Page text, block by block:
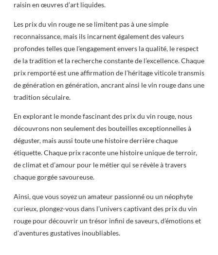
raisin en œuvres d’art liquides.
Les prix du vin rouge ne se limitent pas à une simple
reconnaissance, mais ils incarnent également des valeurs
profondes telles que l’engagement envers la qualité, le respect
de la tradition et la recherche constante de l’excellence. Chaque
prix remporté est une affirmation de l’héritage viticole transmis
de génération en génération, ancrant ainsi le vin rouge dans une
tradition séculaire.
En explorant le monde fascinant des prix du vin rouge, nous
découvrons non seulement des bouteilles exceptionnelles à
déguster, mais aussi toute une histoire derrière chaque
étiquette. Chaque prix raconte une histoire unique de terroir,
de climat et d’amour pour le métier qui se révèle à travers
chaque gorgée savoureuse.
Ainsi, que vous soyez un amateur passionné ou un néophyte
curieux, plongez-vous dans l’univers captivant des prix du vin
rouge pour découvrir un trésor infini de saveurs, d’émotions et
d’aventures gustatives inoubliables.